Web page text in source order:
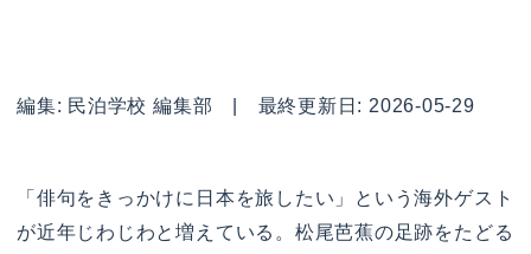
編集: 民泊学校 編集部 | 最終更新日: 2026-05-29
「俳句をきっかけに日本を旅したい」という海外ゲスト
が近年じわじわと増えている。松尾芭蕉の足跡をたどる